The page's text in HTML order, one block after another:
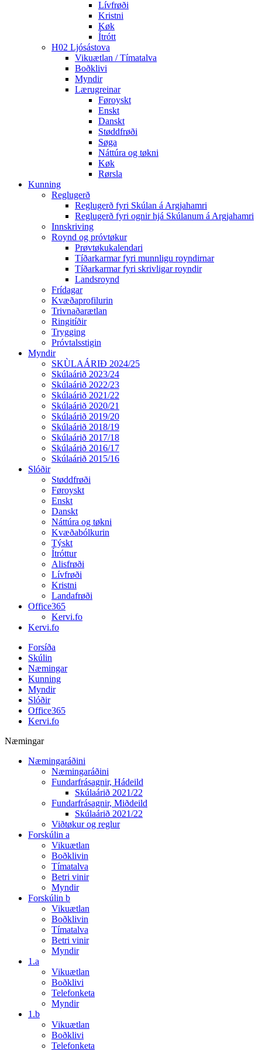
Lívfrøði
Kristni
Køk
Ítrótt
H02 Ljósástova
Vikuætlan / Tímatalva
Boðklivi
Myndir
Lærugreinar
Føroyskt
Enskt
Danskt
Støddfrøði
Søga
Náttúra og tøkni
Køk
Rørsla
Kunning
Reglugerð
Reglugerð fyri Skúlan á Argjahamri
Reglugerð fyri ognir hjá Skúlanum á Argjahamri
Innskriving
Roynd og próvtøkur
Prøvtøkukalendari
Tíðarkarmar fyri munnligu royndirnar
Tíðarkarmar fyri skrivligar royndir
Landsroynd
Frídagar
Kvæðaprofilurin
Trivnaðarætlan
Ringitíðir
Trygging
Próvtalsstigin
Myndir
SKÙLAÁRIÐ 2024/25
Skúlaárið 2023/24
Skúlaárið 2022/23
Skúlaárið 2021/22
Skúlaárið 2020/21
Skúlaárið 2019/20
Skúlaárið 2018/19
Skúlaárið 2017/18
Skúlaárið 2016/17
Skúlaárið 2015/16
Slóðir
Støddfrøði
Føroyskt
Enskt
Danskt
Náttúra og tøkni
Kvæðabólkurin
Týskt
Ítróttur
Alisfrøði
Lívfrøði
Kristni
Landafrøði
Office365
Kervi.fo
Kervi.fo
Forsíða
Skúlin
Næmingar
Kunning
Myndir
Slóðir
Office365
Kervi.fo
Næmingar
Næmingaráðini
Næmingaráðini
Fundarfrásagnir, Hádeild
Skúlaárið 2021/22
Fundarfrásagnir, Miðdeild
Skúlaárið 2021/22
Viðtøkur og reglur
Forskúlin a
Vikuætlan
Boðklivin
Tímatalva
Betri vinir
Myndir
Forskúlin b
Vikuætlan
Boðklivin
Tímatalva
Betri vinir
Myndir
1.a
Vikuætlan
Boðklivi
Telefonketa
Myndir
1.b
Vikuætlan
Boðklivi
Telefonketa